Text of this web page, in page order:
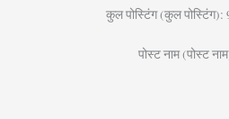
कुल पोस्टिंग (कुल पोस्टिंग):
पोस्ट नाम (पोस्ट